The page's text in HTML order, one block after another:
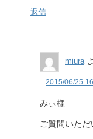
返信
miura
2015/06/25
みぃ様
ご質問いただ